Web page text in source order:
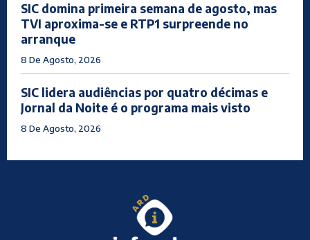
SIC domina primeira semana de agosto, mas
TVI aproxima-se e RTP1 surpreende no
arranque
8 De Agosto, 2026
SIC lidera audiências por quatro décimas e
Jornal da Noite é o programa mais visto
8 De Agosto, 2026